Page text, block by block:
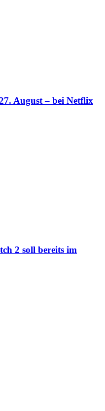
August – bei Netflix
2 soll bereits im